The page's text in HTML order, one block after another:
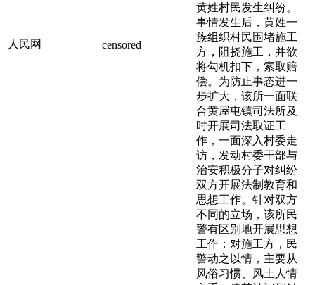
人民网 censored
黄姓村民发生纠纷。
事情发生后，黄姓一
族组织村民围堵施工
方，阻挠施工，并欲
将勾机扣下，索取赔
偿。为防止事态进一
步扩大，该所一面联
合黄屋屯镇司法所及
时开展司法取证工
作，一面深入村委走
访，发动村委干部与
治安积极分子对纠纷
双方开展法制教育和
思想工作。针对双方
不同的立场，该所民
警有区别地开展思想
工作：对施工方，民
警动之以情，主要从
风俗习惯、风土人情